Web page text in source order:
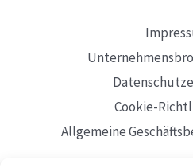
Cookie-
Allgemeine